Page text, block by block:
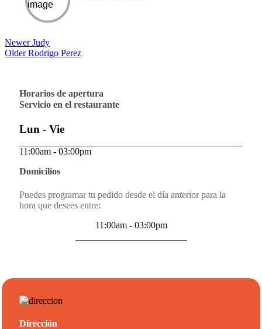
Newer Judy
Older Rodrigo Perez
Horarios de apertura
Servicio en el restaurante
Lun - Vie
11:00am - 03:00pm
Domicilios
Puedes programar tu pedido desde el día anterior para la
hora que desees entre:
11:00am - 03:00pm
Dirección